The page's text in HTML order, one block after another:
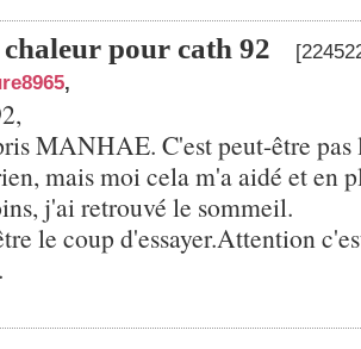
chaleur pour cath 92
,
MANHAE. C'est peut-être pas
mais moi cela m'a aidé et en
j'ai retrouvé le sommeil.
le coup d'essayer.Attention